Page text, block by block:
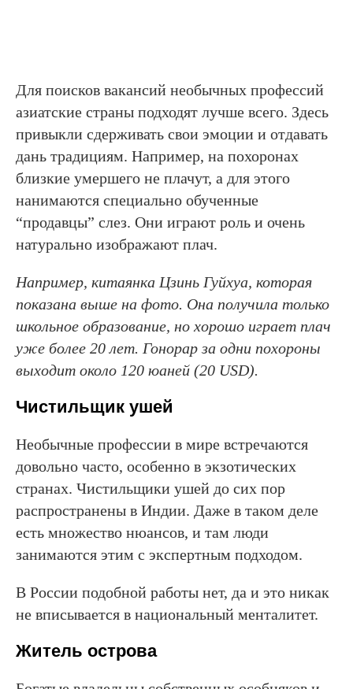
Для поисков вакансий необычных профессий
азиатские страны подходят лучше всего. Здесь
привыкли сдерживать свои эмоции и отдавать
дань традициям. Например, на похоронах
близкие умершего не плачут, а для этого
нанимаются специально обученные
“продавцы” слез. Они играют роль и очень
натурально изображают плач.
Например, китаянка Цзинь Гуйхуа, которая
показана выше на фото. Она получила только
школьное образование, но хорошо играет плач
уже более 20 лет. Гонорар за одни похороны
выходит около 120 юаней (20 USD).
Чистильщик ушей
Необычные профессии в мире встречаются
довольно часто, особенно в экзотических
странах. Чистильщики ушей до сих пор
распространены в Индии. Даже в таком деле
есть множество нюансов, и там люди
занимаются этим с экспертным подходом.
В России подобной работы нет, да и это никак
не вписывается в национальный менталитет.
Житель острова